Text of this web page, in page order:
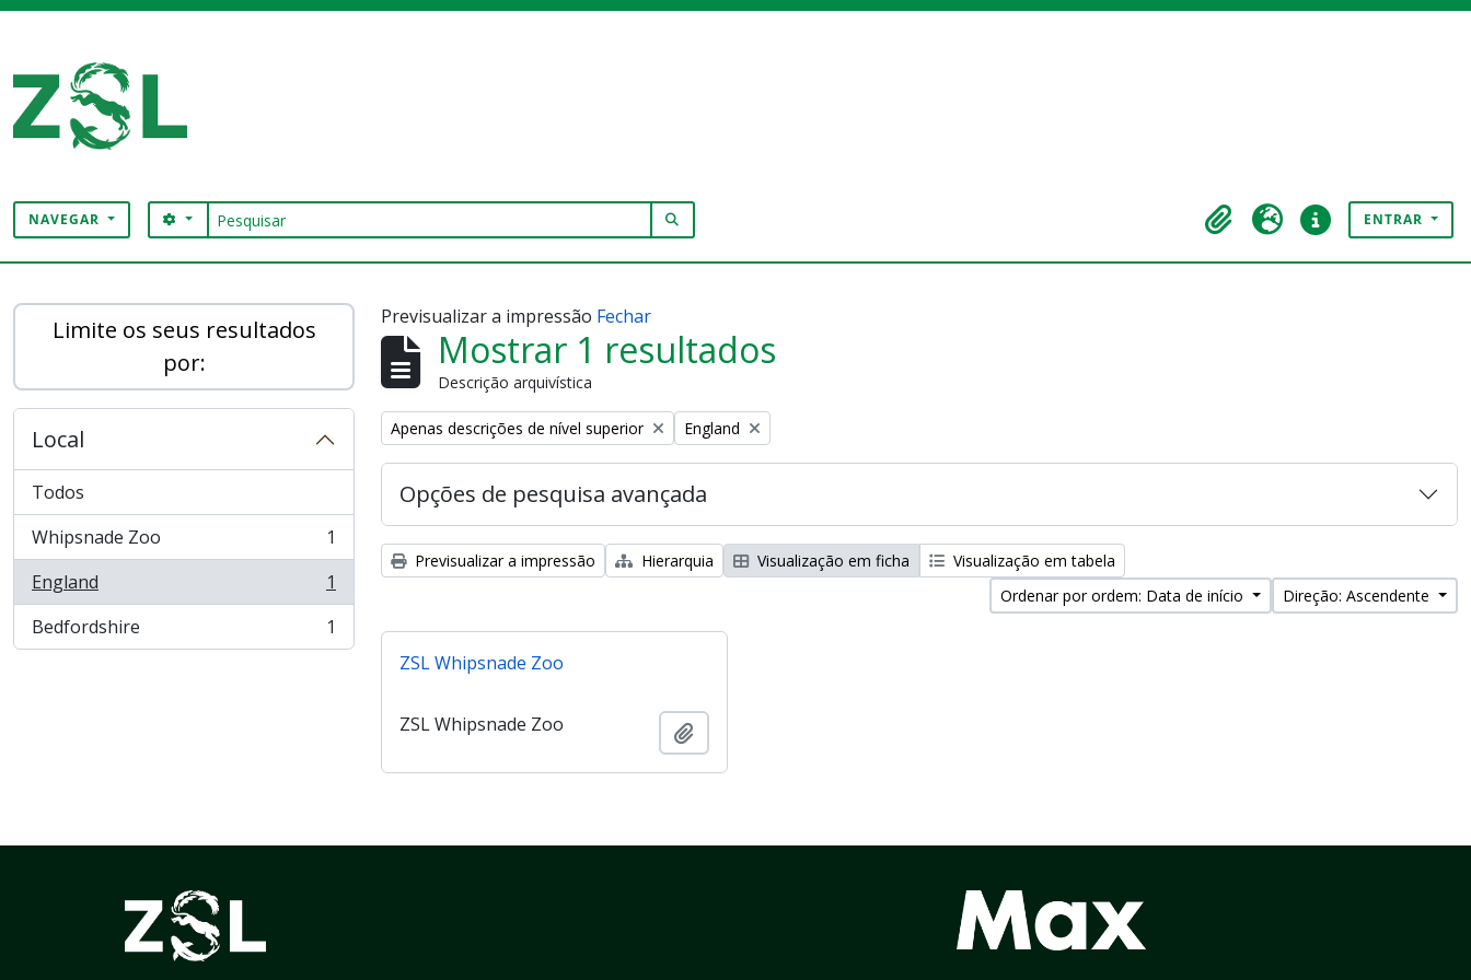
NAVEGAR Pesquisar
SEARCH OPTIONS
Área de transferência
Idioma Ligações rápidas
ENTRAR
Limite os seus resultados
por:
Local
Todos
Whipsnade Zoo
, 1 resultados
1
England
, 1 resultados
1
Bedfordshire
, 1 resultados 1
Previsualizar a impressão Fechar
Mostrar 1 resultados
Descrição arquivística
Remove filter:
Apenas descrições de nível superior Remove filter:
England
Opções de pesquisa avançada
Previsualizar a impressão Hierarquia Visualização em ficha
Visualização em tabela
Ordenar por ordem: Data de início
Direção: Ascendente
ZSL Whipsnade Zoo
ZSL Whipsnade Zoo